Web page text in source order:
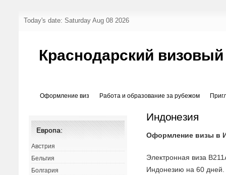
Today's date: Saturday Aug 08 2026
Краснодарский
Оформление виз Работа и образование за рубежом
Индонезия
Оформление визы в
Электронная виза
Индонезию на 60
Европа:
Австрия
Бельгия
Болгария